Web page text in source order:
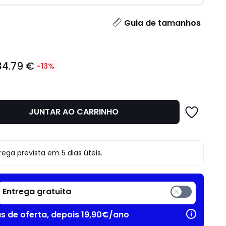
Guia de tamanhos
€ -13%
JUNTAR AO CARRINHO
prevista em 5 dias úteis.
Entrega gratuita
de oferta, depois 19,90€/ano